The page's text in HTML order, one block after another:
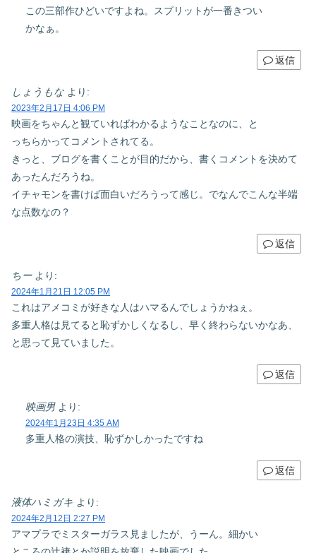
この三部作ひどいですよね。スプリットが一番きつい
かなぁ。
返信
しょうもな より:
2023年2月17日 4:06 PM
映画をちゃんと観ていればわかるようなことなのに、と
っちらかってコメントされてる。
きっと、ブログを書くことが目的だから、書くコメントを決めて
あったんだろうね。
イチャモンを書けば面白いだろうって感じ。でなんでこんな半端
な点数なの？
返信
ちー より:
2024年1月21日 12:05 PM
これはアメコミが好きな人はハマるんでしょうかねぇ。
多重人格は見てると恥ずかしくなるし、早く終わらないかなあ、
と思って見ていました。
返信
映画男 より:
2024年1月23日 4:35 AM
多重人格の演技、恥ずかしかったですね
返信
液体ハミガキ より:
2024年2月12日 2:27 PM
アマプラでミスターガラス見ましたが、うーん。細かい